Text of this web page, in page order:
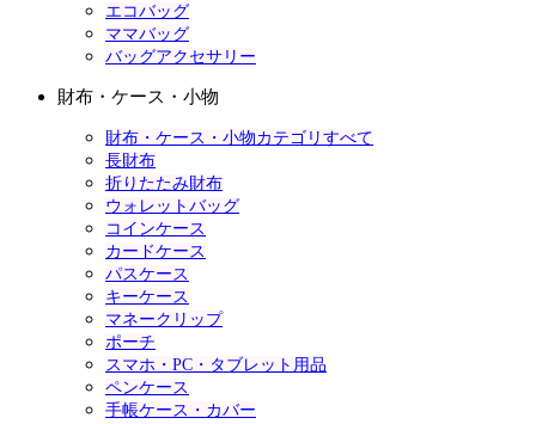
エコバッグ
ママバッグ
バッグアクセサリー
財布・ケース・小物
財布・ケース・小物カテゴリすべて
長財布
折りたたみ財布
ウォレットバッグ
コインケース
カードケース
パスケース
キーケース
マネークリップ
ポーチ
スマホ・PC・タブレット用品
ペンケース
手帳ケース・カバー